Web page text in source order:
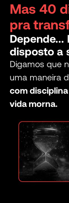
Mas 40
pra
Depende...
disposto a
Digamos que
uma maneira
com
vida morna.